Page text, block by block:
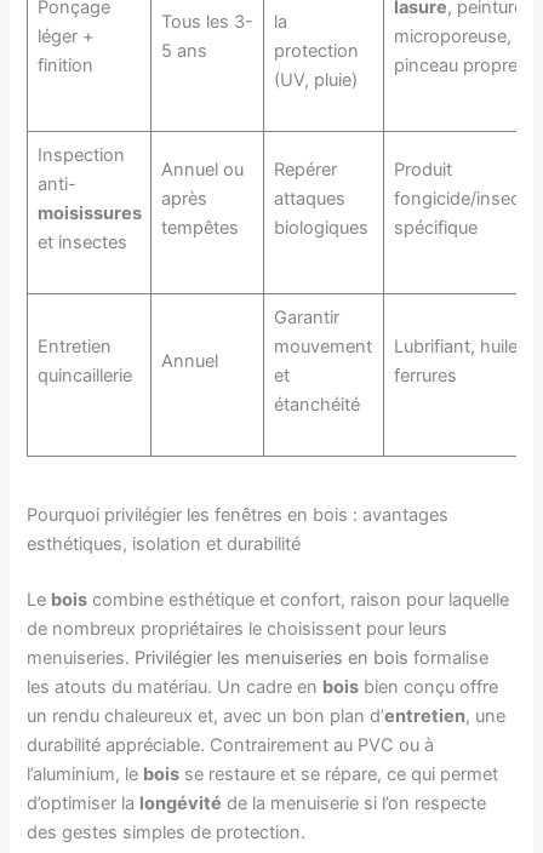
Ponçage
léger +
finition
Tous les 3-
5 ans
la
protection
(UV, pluie)
lasure, peinture
microporeuse,
pinceau propre
Inspection
anti-
moisissures
et insectes
Annuel ou
après
tempêtes
Repérer
attaques
biologiques
Produit
fongicide/
spécifique
Entretien
quincaillerie
Annuel
Garantir
mouvement
et
étanchéité
Lubrifiant, huile
ferrures
Pourquoi privilégier les fenêtres en bois : avantages
esthétiques, isolation et durabilité
Le bois combine esthétique et confort, raison pour laquelle
de nombreux propriétaires le choisissent pour leurs
menuiseries. Privilégier les menuiseries en bois formalise
les atouts du matériau. Un cadre en bois bien conçu offre
un rendu chaleureux et, avec un bon plan d’entretien, une
durabilité appréciable. Contrairement au PVC ou à
l’aluminium, le bois se restaure et se répare, ce qui permet
d’optimiser la longévité de la menuiserie si l’on respecte
des gestes simples de protection.